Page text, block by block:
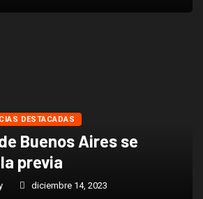
DESTACADAS
Buenos Aires se
previa
diciembre 14, 2023